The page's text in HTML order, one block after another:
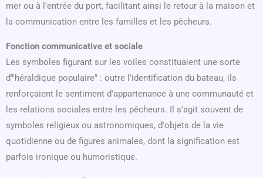
mer ou à l'entrée du port, facilitant ainsi le retour à la maison et
la communication entre les familles et les pêcheurs.
Fonction communicative et sociale
Les symboles figurant sur les voiles constituaient une sorte
d'"héraldique populaire" : outre l'identification du bateau, ils
renforçaient le sentiment d'appartenance à une communauté et
les relations sociales entre les pêcheurs. Il s'agit souvent de
symboles religieux ou astronomiques, d'objets de la vie
quotidienne ou de figures animales, dont la signification est
parfois ironique ou humoristique.